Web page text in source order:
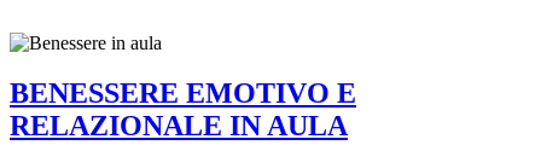
BENESSERE EMOTIVO E
RELAZIONALE IN AULA